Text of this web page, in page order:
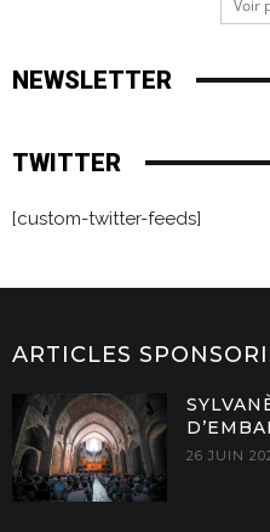
Voir
NEWSLETTER
TWITTER
[custom-twitter-feeds]
ARTICLES
26 JUIN